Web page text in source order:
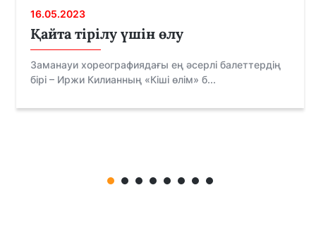
16.05.2023
Қайта тірілу үшін өлу
Заманауи хореографиядағы ең әсерлі балеттердің
бірі – Иржи Килианның «Кіші өлім» б...